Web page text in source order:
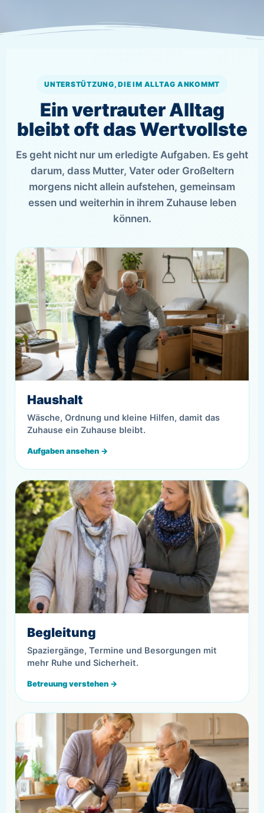
UNTERSTÜTZUNG, DIE IM ALLTAG ANKOMMT
Ein vertrauter Alltag
bleibt oft das Wertvollste
Es geht nicht nur um erledigte Aufgaben. Es geht
darum, dass Mutter, Vater oder Großeltern
morgens nicht allein aufstehen, gemeinsam
essen und weiterhin in ihrem Zuhause leben
können.
Haushalt
Wäsche, Ordnung und kleine Hilfen, damit das
Zuhause ein Zuhause bleibt.
Aufgaben ansehen →
Begleitung
Spaziergänge, Termine und Besorgungen mit
mehr Ruhe und Sicherheit.
Betreuung verstehen →